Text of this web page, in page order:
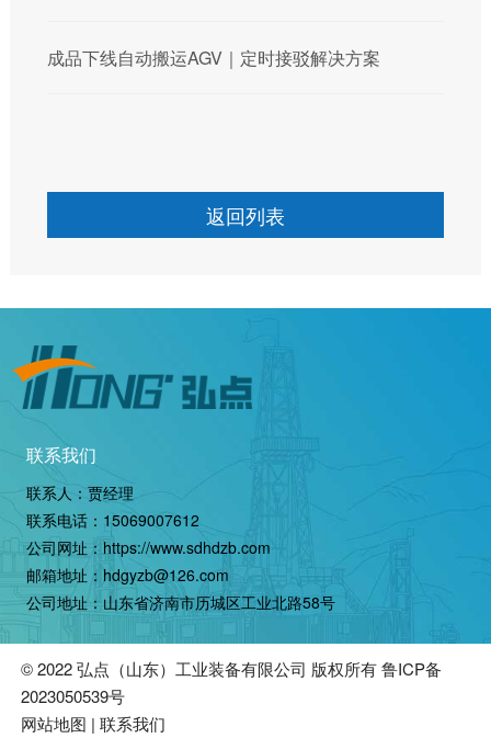
成品下线自动搬运AGV｜定时接驳解决方案
返回列表
联系我们
联系人：贾经理
联系电话： 15069007612
公司网址： https://www.sdhdzb.com
邮箱地址：hdgyzb@126.com
公司地址：山东省济南市历城区工业北路58号
© 2022弘点（山东）工业装备有限公司 版权所有鲁ICP备
2023050539号
网站地图 | 联系我们